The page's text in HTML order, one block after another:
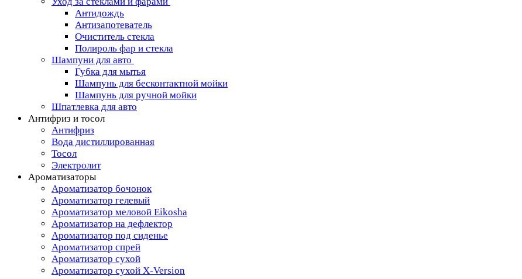
Антидождь
Антизапотеватель
Очиститель стекла
Полироль фар и стекла
Шампуни для авто
Губка для мытья
Шампунь для бесконтактной мойки
Шампунь для ручной мойки
Шпатлевка для авто
Антифриз и тосол
Антифриз
Вода дистиллированная
Тосол
Электролит
Ароматизаторы
Ароматизатор бочонок
Ароматизатор гелевый
Ароматизатор меловой Eikosha
Ароматизатор на дефлектор
Ароматизатор под сиденье
Ароматизатор спрей
Ароматизатор сухой
Ароматизатор сухой X-Version